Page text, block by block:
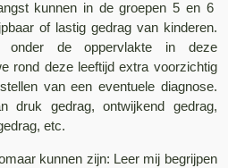
kunnen in de groepen 5 en 6
of lastig gedrag van kinderen.
de oppervlakte in deze
rond deze leeftijd extra voorzichtig
van een eventuele diagnose.
druk gedrag, ontwijkend gedrag,
etc.
kunnen zijn: Leer mij begrijpen